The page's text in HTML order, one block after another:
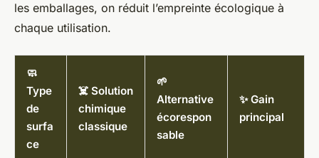
les emballages, on réduit l’empreinte écologique à
chaque utilisation.
🧼
Type
de
surfa
ce
☠️ Solution
chimique
classique
🌱
Alternative
écorespon
sable
✨ Gain
principal